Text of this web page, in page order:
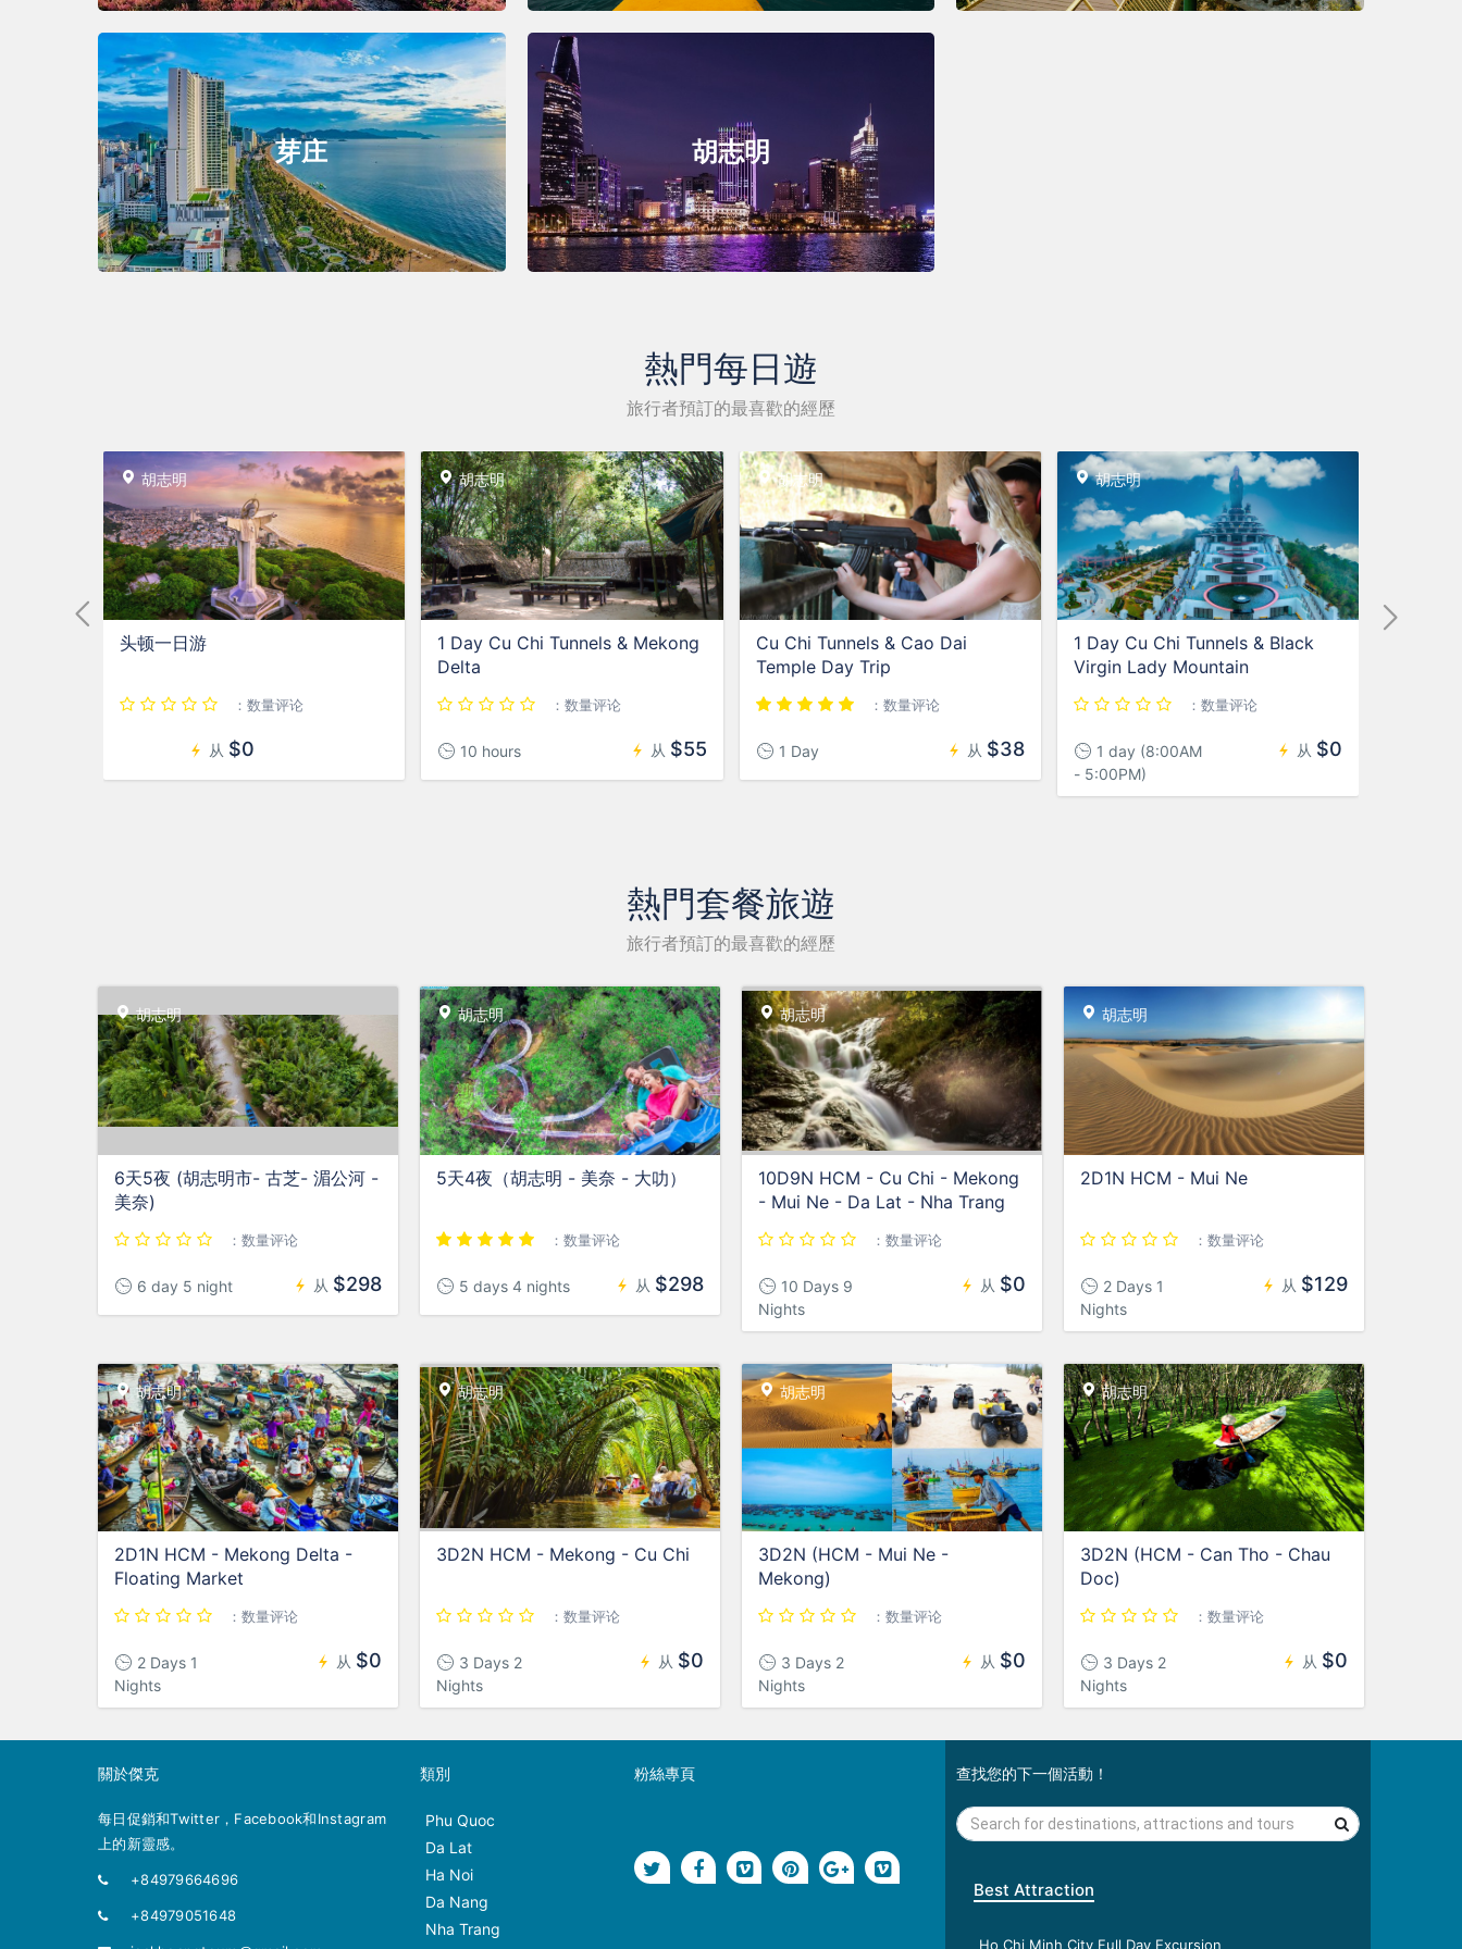
芽庄 胡志明
熱門每日遊
旅行者預訂的最喜歡的經歷
胡志明
头顿一日游
：数量评论
从 $0
胡志明
1 Day Cu Chi Tunnels & Mekong
Delta
：数量评论
10 hours 从 $55
胡志明
Cu Chi Tunnels & Cao Dai
Temple Day Trip
：数量评论
1 Day 从 $38
胡志明
1 Day Cu Chi Tunnels & Black
Virgin Lady Mountain
：数量评论
1 day (8:00AM
- 5:00PM)
从 $0
熱門套餐旅遊
旅行者預訂的最喜歡的經歷
胡志明
6天5夜 (胡志明市- 古芝- 湄公河 -
美奈)
：数量评论
6 day 5 night 从 $298
胡志明
5天4夜（胡志明 - 美奈 - 大叻）
：数量评论
5 days 4 nights 从 $298
胡志明
10D9N HCM - Cu Chi - Mekong
- Mui Ne - Da Lat - Nha Trang
：数量评论
10 Days 9
Nights
从 $0
胡志明
2D1N HCM - Mui Ne
：数量评论
2 Days 1
Nights
从 $129
胡志明
2D1N HCM - Mekong Delta -
Floating Market
：数量评论
2 Days 1
Nights
从 $0
胡志明
3D2N HCM - Mekong - Cu Chi
：数量评论
3 Days 2
Nights
从 $0
胡志明
3D2N (HCM - Mui Ne -
Mekong)
：数量评论
3 Days 2
Nights
从 $0
胡志明
3D2N (HCM - Can Tho - Chau
Doc)
：数量评论
3 Days 2
Nights
从 $0
關於傑克
每日促銷和Twitter，Facebook和Instagram
上的新靈感。
+84979664696
+84979051648
類別
Phu Quoc
Da Lat
Ha Noi
Da Nang
Nha Trang
粉絲專頁 查找您的下一個活動！
Best Attraction
Ho Chi Minh City Full Day Excursion